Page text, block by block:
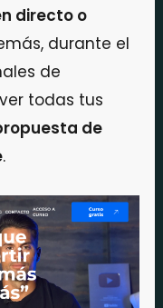
directo o
durante el
de
todas tus
de
.